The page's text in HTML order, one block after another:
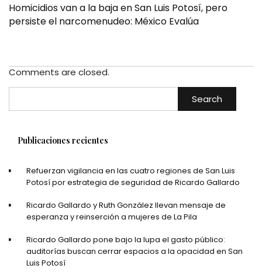
Homicidios van a la baja en San Luis Potosí, pero
persiste el narcomenudeo: México Evalúa
Comments are closed.
Search
Publicaciones recientes
Refuerzan vigilancia en las cuatro regiones de San Luis
Potosí por estrategia de seguridad de Ricardo Gallardo
Ricardo Gallardo y Ruth González llevan mensaje de
esperanza y reinserción a mujeres de La Pila
Ricardo Gallardo pone bajo la lupa el gasto público:
auditorías buscan cerrar espacios a la opacidad en San
Luis Potosí